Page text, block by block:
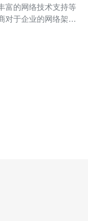
富的网络技术支持等
对于企业的网络架构
深入解析香港阿里